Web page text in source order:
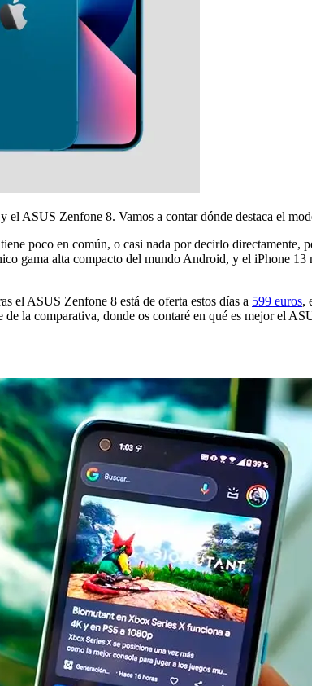
ASUS Zenfone 8. Vamos a contar dónde destaca el
poco en común, o casi nada por decirlo directamente,
gama alta compacto del mundo Android, y el iPhone 13
el ASUS Zenfone 8 está de oferta estos días a 599 euros,
la comparativa, donde os contaré en qué es mejor el